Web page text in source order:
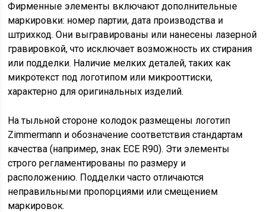
Фирменные элементы включают дополнительные
маркировки: номер партии, дата производства и
штрихкод. Они выгравированы или нанесены лазерной
гравировкой, что исключает возможность их стирания
или подделки. Наличие мелких деталей, таких как
микротекст под логотипом или микрооттиски,
характерно для оригинальных изделий.
На тыльной стороне колодок размещены логотип
Zimmermann и обозначение соответствия стандартам
качества (например, знак ECE R90). Эти элементы
строго регламентированы по размеру и
расположению. Подделки часто отличаются
неправильными пропорциями или смещением
маркировок.